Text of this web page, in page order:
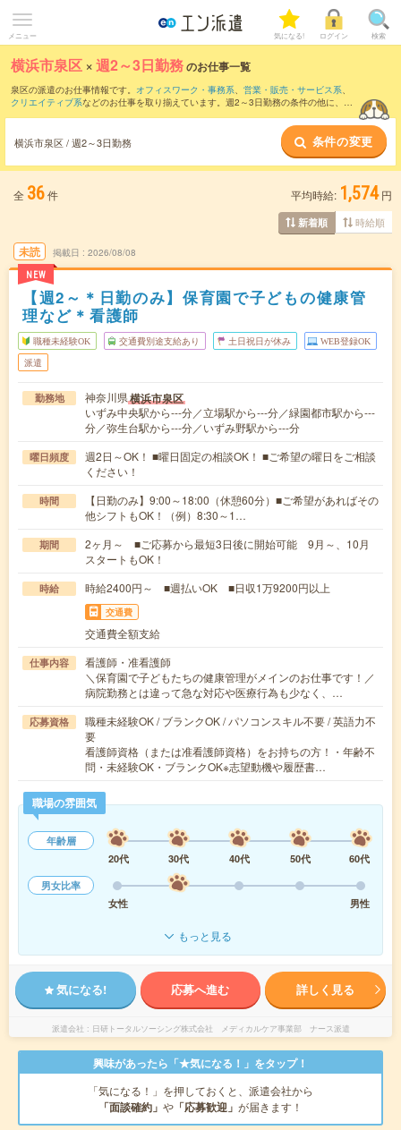
メニュー 気になる! ログイン 検索
横浜市泉区 ×週2～3日勤務のお仕事一覧
泉区の派遣のお仕事情報です。 オフィスワーク・事務系、 営業・販売・サービス系、
クリエイティブ系などのお仕事を取り揃えています。週2～3日勤務の条件の他に、 交
横浜市泉区 / 週2～3日勤務 条件の変更
全 36件 平均時給: 1,574 円
新着順 時給順
未読
NEW
掲載日 2026/08/08
【週2～＊日勤のみ】保育園で子どもの健康管
理など＊看護師
職種未経験OK 交通費別途支給あり 土日祝日が休み WEB登録OK
派遣
勤務地 神奈川県横浜市泉区
いずみ中央駅から---分／立場駅から---分／緑園都市駅から---
分／弥生台駅から---分／いずみ野駅から---分
曜日頻度
週2日～OK！ ■曜日固定の相談OK！ ■ご希望の曜日をご相談
ください！
時間
【日勤のみ】9:00～18:00（休憩60分）■ご希望があればその
他シフトもOK！（例）8:30～1…
期間
2ヶ月～ ■ご応募から最短3日後に開始可能 9月～、10月
スタートもOK！
時給 時給2400円～ ■週払いOK ■日収1万9200円以上
交通費
交通費全額支給
仕事内容
看護師・准看護師
＼保育園で子どもたちの健康管理がメインのお仕事です！／
病院勤務とは違って急な対応や医療行為も少なく、…
応募資格
職種未経験OK / ブランクOK / パソコンスキル不要 / 英語力不
要
看護師資格（または准看護師資格）をお持ちの方！・年齢不
問・未経験OK・ブランクOK※志望動機や履歴書…
職場の雰囲気
年齢層
20代
30代 40代 50代
60代
男女比率
女性
男性
もっと見る
気になる! 応募へ進む 詳しく見る
派遣会社 日研トータルソーシング株式会社 メディカルケア事業部 ナース派遣
興味があったら「★気になる！」をタップ！
「気になる！」を押しておくと、派遣会社から
「面談確約」 や 「応募歓迎」 が届きます！